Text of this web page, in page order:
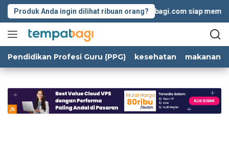
Langsung
Produk Anda ingin dilihat ribuan orang?Tempatbagi.com siap
Pendidikan Profesi Guru (PPG) kesehatan makanan